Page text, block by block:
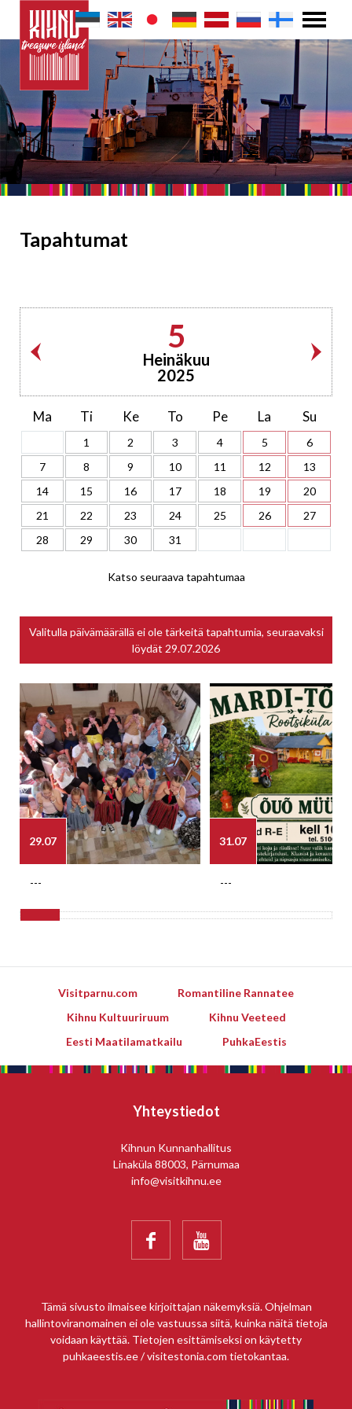
Tapahtumat
5
Heinäkuu
2025
Ma Ti Ke To Pe La Su
1 2 3 4 5
6
7
8 9 10 11 12
13
14
15 16 17 18 19
20
21
22 23 24 25 26
27
28
29 30 31
Katso seuraava tapahtumaa
Valitulla päivämäärällä ei ole tärkeitä tapahtumia, seuraavaksi
löydät 29.07.2026
29.07
---
31.07
---
Visitparnu.com
Romantiline Rannatee
Kihnu Kultuuriruum
Kihnu Veeteed
Eesti Maatilamatkailu
PuhkaEestis
Yhteystiedot
Kihnun Kunnanhallitus
Linaküla 88003, Pärnumaa
info@visitkihnu.ee
 
Tämä sivusto ilmaisee kirjoittajan näkemyksiä. Ohjelman
hallintoviranomainen ei ole vastuussa siitä, kuinka näitä tietoja
voidaan käyttää. Tietojen esittämiseksi on käytetty
puhkaeestis.ee / visitestonia.com tietokantaa.